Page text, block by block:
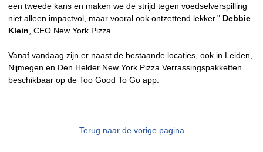
een tweede kans en maken we de strijd tegen voedselverspilling
niet alleen impactvol, maar vooral ook ontzettend lekker." Debbie
Klein , CEO New York Pizza.
Vanaf vandaag zijn er naast de bestaande locaties, ook in Leiden,
Nijmegen en Den Helder New York Pizza Verrassingspakketten
beschikbaar op de Too Good To Go app.
Terug naar de vorige pagina